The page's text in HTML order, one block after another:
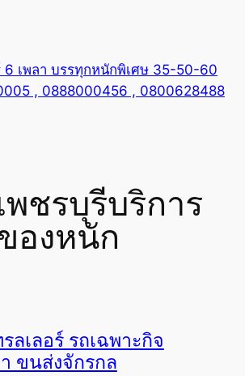
6 เพลา บรรทุกหนักพิเศษ 35-50-60
, 0888000456 , 0800628488
พชรบุรีบริการ
องหนัก
ลเลอร์ รถเฉพาะกิจ
ขนส่งจักรกล